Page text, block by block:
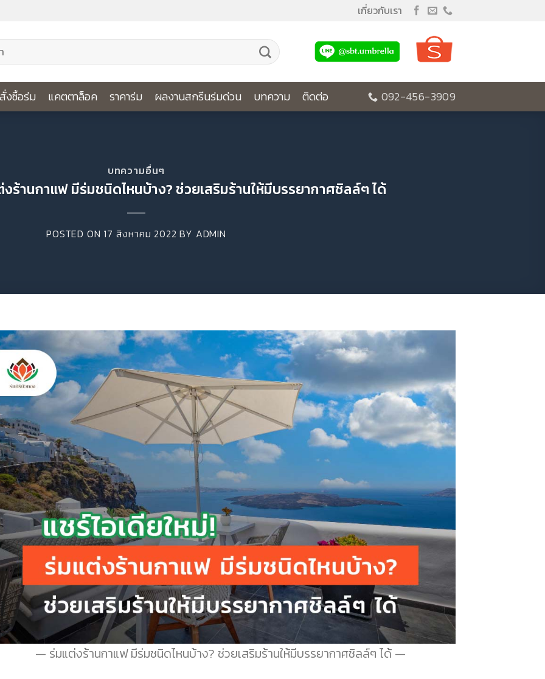
เกี่ยวกับเรา
งซื้อร่ม แคตตาล็อค ราคาร่ม ผลงานสกรีนร่มด่วน บทความ ติดต่อ 092-456-3909
บทความอื่นๆ
งร้านกาแฟ มีร่มชนิดไหนบ้าง? ช่วยเสริมร้านให้มีบรรยากาศชิลล์ๆ ได้
POSTED ON 17 สิงหาคม 2022 BY ADMIN
ร่มแต่งร้านกาแฟ มีร่มชนิดไหนบ้าง? ช่วยเสริมร้านให้มีบรรยากาศชิลล์ๆ ได้